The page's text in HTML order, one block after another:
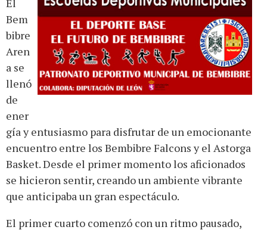
Bem
bibre
Aren
a se
llenó
de
ener
gía y entusiasmo para disfrutar de un emocionante
encuentro entre los Bembibre Falcons y el Astorga
Basket. Desde el primer momento los aficionados
se hicieron sentir, creando un ambiente vibrante
que anticipaba un gran espectáculo.
El primer cuarto comenzó con un ritmo pausado,